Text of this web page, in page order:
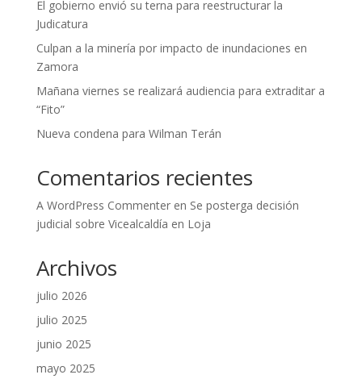
El gobierno envió su terna para reestructurar la
Judicatura
Culpan a la minería por impacto de inundaciones en
Zamora
Mañana viernes se realizará audiencia para extraditar a
“Fito”
Nueva condena para Wilman Terán
Comentarios recientes
A WordPress Commenteren Se posterga decisión
judicial sobre Vicealcaldía en Loja
Archivos
julio 2026
julio 2025
junio 2025
mayo 2025